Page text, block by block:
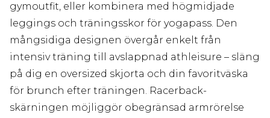
gymoutfit, eller kombinera med högmidjade
leggings och träningsskor för yogapass. Den
mångsidiga designen övergår enkelt från
intensiv träning till avslappnad athleisure – släng
på dig en oversized skjorta och din favoritväska
för brunch efter träningen. Racerback-
skärningen möjliggör obegränsad armrörelse